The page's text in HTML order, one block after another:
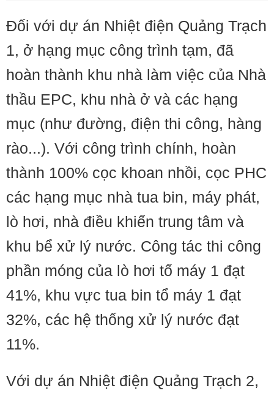
Đối với dự án Nhiệt điện Quảng Trạch
1, ở hạng mục công trình tạm, đã
hoàn thành khu nhà làm việc của Nhà
thầu EPC, khu nhà ở và các hạng
mục (như đường, điện thi công, hàng
rào...). Với công trình chính, hoàn
thành 100% cọc khoan nhồi, cọc PHC
các hạng mục nhà tua bin, máy phát,
lò hơi, nhà điều khiển trung tâm và
khu bể xử lý nước. Công tác thi công
phần móng của lò hơi tổ máy 1 đạt
41%, khu vực tua bin tổ máy 1 đạt
32%, các hệ thống xử lý nước đạt
11%.
Với dự án Nhiệt điện Quảng Trạch 2,